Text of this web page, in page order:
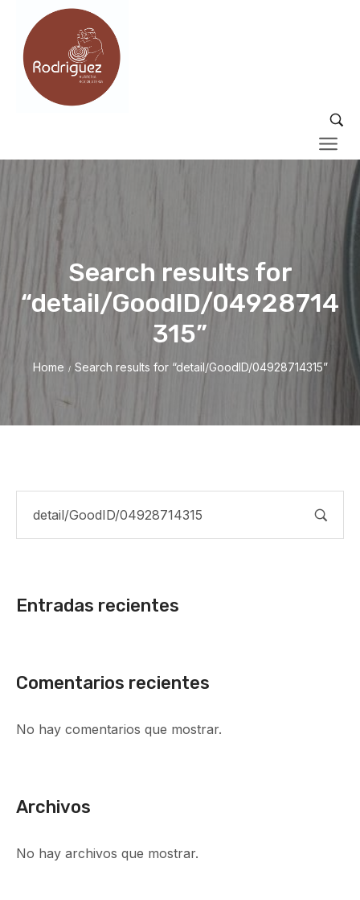
Search results for
“detail/GoodID/04928714
315”
Home / Search results for “detail/GoodID/04928714315”
Entradas recientes
Comentarios recientes
No hay comentarios que mostrar.
Archivos
No hay archivos que mostrar.